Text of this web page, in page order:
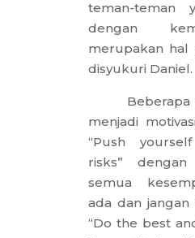
teman-teman
dengan
merupakan hal
disyukuri Daniel.
menjadi
“Push
risks”
semua
ada dan
“Do the best